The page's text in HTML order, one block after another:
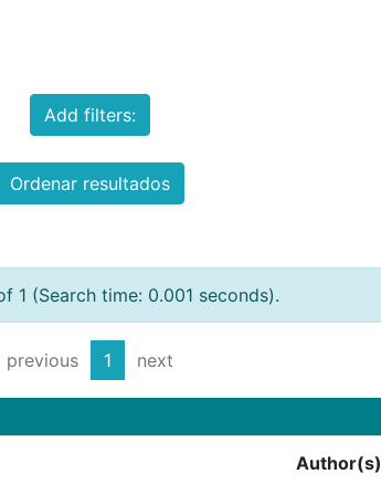
Add filters:
Ordenar resultados
1 (Search time: 0.001 seconds).
previous 1 next
Author(s)